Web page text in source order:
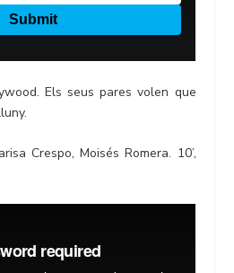
Els seus pares volen que
Crespo, Moisés Romera. 10’,